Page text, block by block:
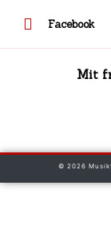
Facebook
Mit
© 2026